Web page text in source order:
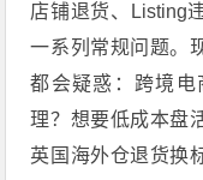
店铺退货、Listing
一系列常规问题。
都会疑惑：跨境电
理？想要低成本盘
英国海外仓退货换